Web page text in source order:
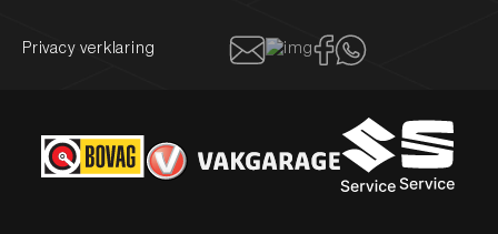
Privacy verklaring